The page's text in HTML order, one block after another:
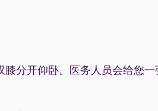
分开仰卧。医务人员会给您一